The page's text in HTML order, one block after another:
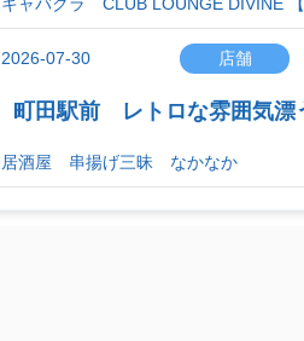
キャバクラ CLUB LOUNGE DIVINE 【
2026-07-30 店舗
町田駅前 レトロな雰囲気
居酒屋 串揚げ三昧 なかなか